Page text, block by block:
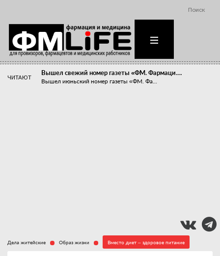
Поиск
ЧИТАЮТ
Вышел свежий номер газеты «ФМ. Фармаци…
Вышел июньский номер газеты «ФМ. Фа...
Дела житейские Образ жизни Вместо диет – здоровое питание